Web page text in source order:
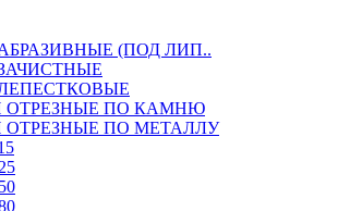
АБРАЗИВНЫЕ (ПОД ЛИП..
ЗАЧИСТНЫЕ
ЛЕПЕСТКОВЫЕ
ОТРЕЗНЫЕ ПО КАМНЮ
ОТРЕЗНЫЕ ПО МЕТАЛЛУ